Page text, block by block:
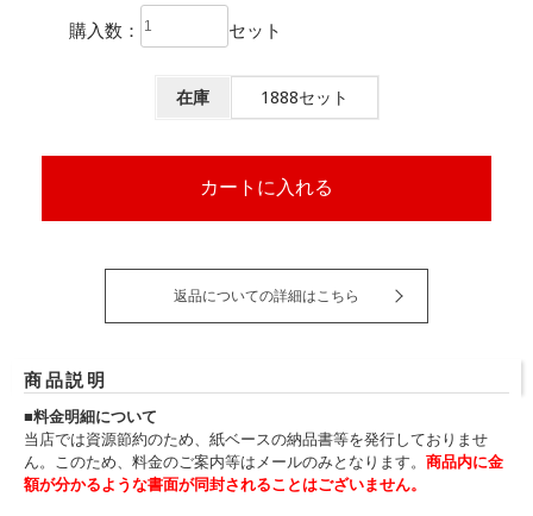
購入数： セット
在庫 1888セット
返品についての詳細はこちら
商品説明
■料金明細について
当店では資源節約のため、紙ベースの納品書等を発行しておりませ
ん。このため、料金のご案内等はメールのみとなります。 商品内に金
額が分かるような書面が同封されることはございません。